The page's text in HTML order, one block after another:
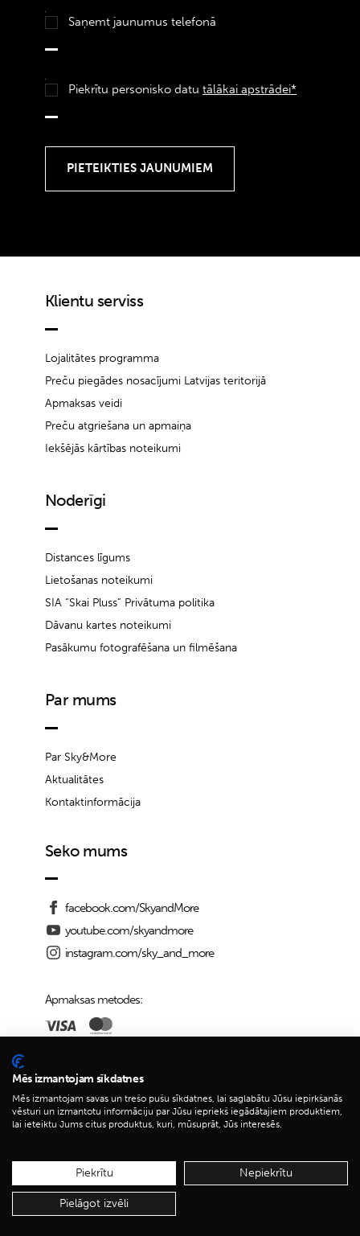
Saņemt jaunumus telefonā
Piekrītu personisko datu tālākai apstrādei*
Klientu serviss
Lojalitātes programma
Preču piegādes nosacījumi Latvijas teritorijā
Apmaksas veidi
Preču atgriešana un apmaiņa
Iekšējās kārtības noteikumi
Noderīgi
Distances līgums
Lietošanas noteikumi
SIA “Skai Pluss” Privātuma politika
Dāvanu kartes noteikumi
Pasākumu fotografēšana un filmēšana
Par mums
Par Sky&More
Aktualitātes
Kontaktinformācija
Seko mums
facebook.com/SkyandMore
youtube.com/skyandmore
instagram.com/sky_and_more
Apmaksas metodes:
Piegādes iespējas:
Mēs izmantojam sīkdatnes
Mēs izmantojam savas un trešo pušu sīkdatnes, lai saglabātu Jūsu iepirkšanās
vēsturi un izmantotu informāciju par Jūsu iepriekš iegādātajiem produktiem,
lai ieteiktu Jums citus produktus, kuri, mūsuprāt, Jūs interesēs.
Piekrītu Nepiekrītu
Pielāgot izvēli